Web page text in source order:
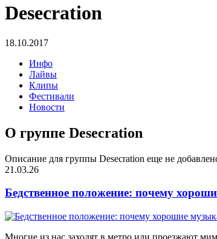
Desecration
18.10.2017
Инфо
Лайвы
Клипы
Фестивали
Новости
О группе Desecration
Описание для группы Desecration еще не
21.03.26
Бедственное положение: почему